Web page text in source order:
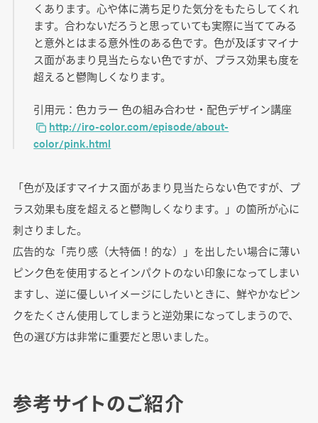
くあります。心や体に満ち足りた気分をもたらしてくれ
ます。合わないだろうと思っていても実際に当ててみる
と意外とはまる意外性のある色です。色が及ぼすマイナ
ス面があまり見当たらない色ですが、プラス効果も度を
超えると鬱陶しくなります。
引用元：色カラー 色の組み合わせ・配色デザイン講座
http://iro-color.com/episode/about-
color/pink.html
「色が及ぼすマイナス面があまり見当たらない色ですが、プ
ラス効果も度を超えると鬱陶しくなります。」の箇所が心に
刺さりました。
広告的な「売り感（大特価！的な）」を出したい場合に薄い
ピンク色を使用するとインパクトのない印象になってしまい
ますし、逆に優しいイメージにしたいときに、鮮やかなピン
クをたくさん使用してしまうと逆効果になってしまうので、
色の選び方は非常に重要だと思いました。
参考サイトのご紹介